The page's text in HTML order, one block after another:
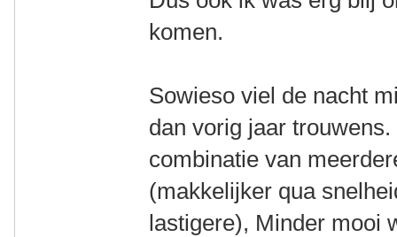
komen.
Sowieso viel de nacht
dan vorig jaar
combinatie van
(makkelijker qua
lastigere), Minder mooi